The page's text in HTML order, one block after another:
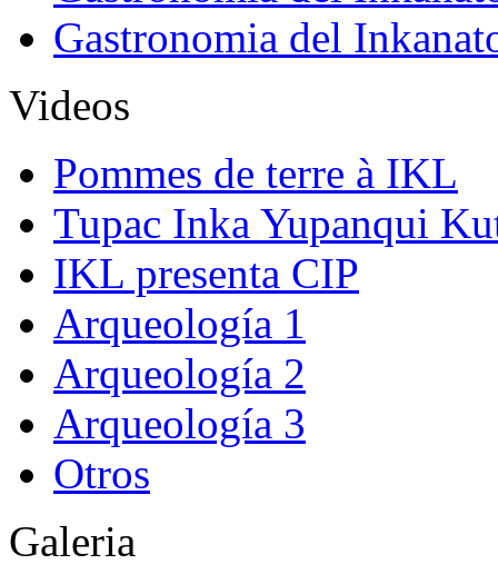
Gastronomia del
Videos
Pommes de terre à IKL
Tupac Inka Yupanqui
IKL presenta CIP
Arqueología 1
Arqueología 2
Arqueología 3
Otros
Galeria